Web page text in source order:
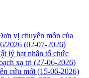
vị chuyên môn của
2026 (02-07-2026)
lý hạt nhân tổ chức
xạ trị (27-06-2026)
cứu mới (15-06-2026)